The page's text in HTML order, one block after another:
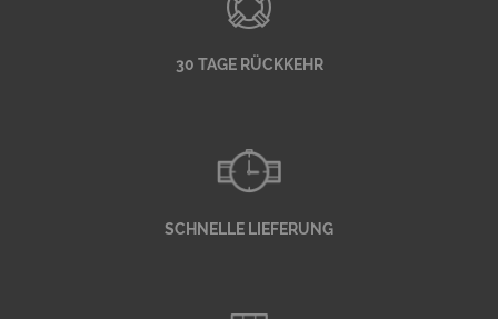
30 TAGE RÜCKKEHR
SCHNELLE LIEFERUNG